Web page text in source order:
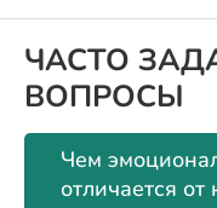
ЧАСТО
ВОПРОСЫ
Чем
отличается от